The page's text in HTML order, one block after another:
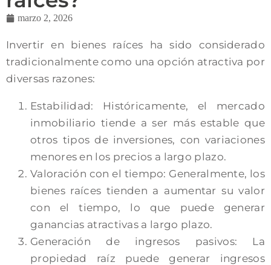
marzo 2, 2026
Invertir en bienes raíces ha sido considerado
tradicionalmente como una opción atractiva por
diversas razones:
Estabilidad: Históricamente, el mercado
inmobiliario tiende a ser más estable que
otros tipos de inversiones, con variaciones
menores en los precios a largo plazo.
Valoración con el tiempo: Generalmente, los
bienes raíces tienden a aumentar su valor
con el tiempo, lo que puede generar
ganancias atractivas a largo plazo.
Generación de ingresos pasivos: La
propiedad raíz puede generar ingresos